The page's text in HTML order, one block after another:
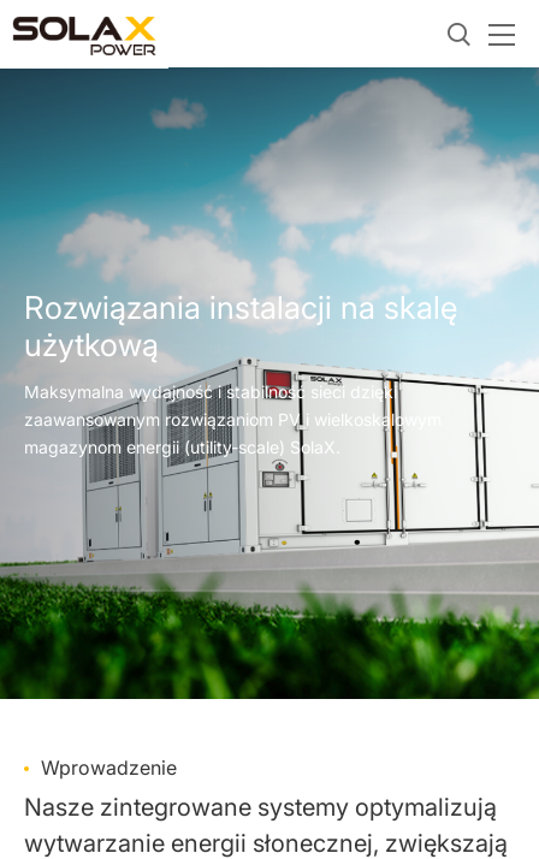
Rozwiązania instalacji na skalę
użytkową
Maksymalna wydajność i stabilność sieci dzięki
zaawansowanym rozwiązaniom PV i wielkoskalowym
magazynom energii (utility-scale) SolaX.
Wprowadzenie
Nasze zintegrowane systemy optymalizują
wytwarzanie energii słonecznej, zwiększają